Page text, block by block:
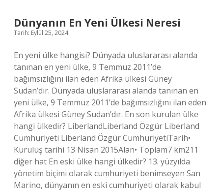
Kim
Dünyanın En Yeni Ülkesi Neresi
Tarih: Eylül 25, 2024
En yeni ülke hangisi? Dünyada uluslararası alanda
tanınan en yeni ülke, 9 Temmuz 2011’de
bağımsızlığını ilan eden Afrika ülkesi Güney
Sudan’dır. Dünyada uluslararası alanda tanınan en
yeni ülke, 9 Temmuz 2011’de bağımsızlığını ilan eden
Afrika ülkesi Güney Sudan’dır. En son kurulan ülke
hangi ülkedir? LiberlandLiberland Özgür Liberland
Cumhuriyeti Liberland Özgür CumhuriyetiTarih•
Kuruluş tarihi 13 Nisan 2015Alan• Toplam7 km211
diğer hat En eski ülke hangi ülkedir? 13. yüzyılda
yönetim biçimi olarak cumhuriyeti benimseyen San
Marino, dünyanın en eski cumhuriyeti olarak kabul